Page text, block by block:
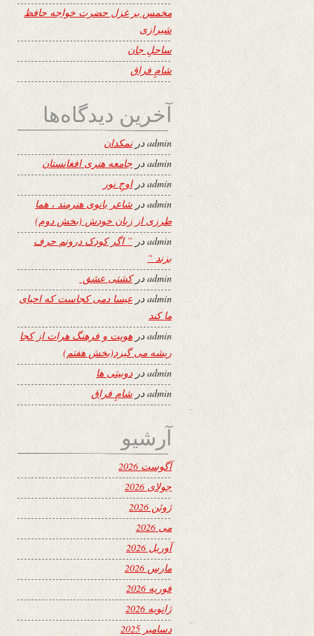
مخمس بر غزل حضرت خواجه حافظ
شیرازی
ساحلِ جان
شامِ فراق
آخرین دیدگاه‌ها
adminدرنمکدان
adminدر جامعه هنری افغانستان
adminدراوجِ نور
adminدر شاعر بانوی هنرمند ، هما
طرزی از زبان خودش (بخش دوم)
adminدر ” اگر کودک درونم حرف
بزند “
adminدرکشتی عشق
adminدر عیسا دمی کجاست که احیای
ما کند
adminدر هویت و فرهنگ هرات از کجا
ریشه می گیرد(بخش هفتم)
adminدردوبیتی ها
admin در شامِ فراق
آرشیو
آگوست 2026
جولای 2026
ژوئن 2026
می 2026
آوریل 2026
مارس 2026
فوریه 2026
ژانویه 2026
دسامبر 2025